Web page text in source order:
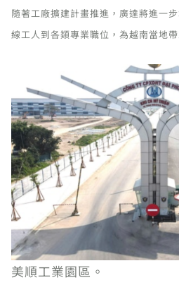
隨著工廠擴建計畫推進，廣達將進一
線工人到各類專業職位，為越南當地
美順工業園區。